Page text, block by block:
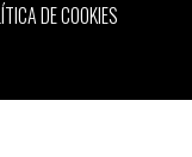
DE COOKIES